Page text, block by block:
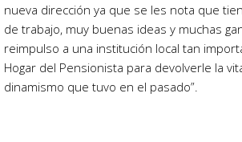
nueva dirección ya que se les nota que
de trabajo, muy buenas ideas y muchas
reimpulso a una institución local tan
Hogar del Pensionista para devolverle la
dinamismo que tuvo en el pasado”.